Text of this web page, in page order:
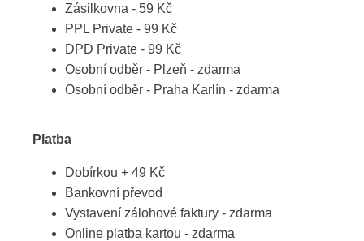
Zásilkovna - 59 Kč
PPL Private - 99 Kč
DPD Private - 99 Kč
Osobní odběr - Plzeň - zdarma
Osobní odběr - Praha Karlín - zdarma
Platba
Dobírkou + 49 Kč
Bankovní převod
Vystavení zálohové faktury - zdarma
Online platba kartou - zdarma